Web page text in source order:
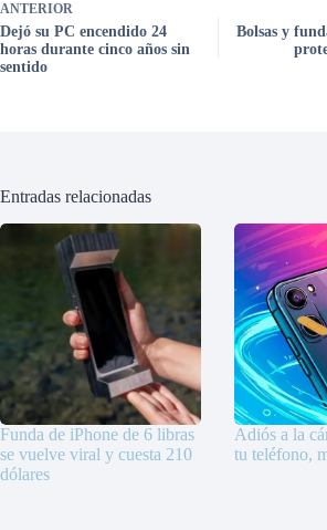
ANTERIOR
Dejó su PC encendido 24
horas durante cinco años sin
sentido
Bolsas y
Entradas relacionadas
Funda de iPhone de 6 libras
se vuelve viral y cuesta 210
dólares
Adiós a la
tu teléfono,